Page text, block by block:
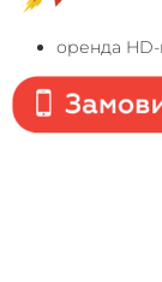
оренда HD-